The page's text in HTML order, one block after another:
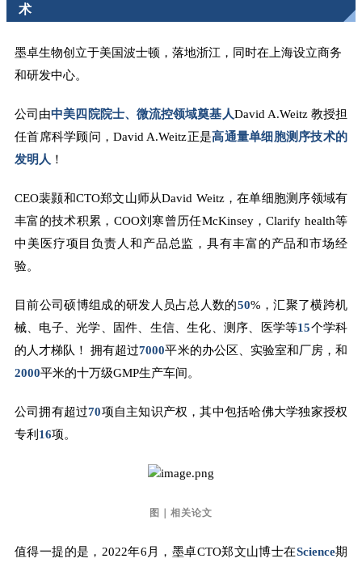
术
墨卓生物创立于美国波士顿，落地浙江，同时在上海设立商务
和研发中心。
公司由中美四院院士、微流控领域奠基人David A.Weitz 教授担
任首席科学顾问，David A.Weitz正是高通量单细胞测序技术的
发明人 ！
CEO裴颢和CTO郑文山师从David Weitz，在单细胞测序领域有
丰富的技术积累，COO刘寒曾历任McKinsey，Clarify health等
中美医疗项目负责人和产品总监，具有丰富的产品和市场经
验。
目前公司硕博组成的研发人员占总人数的50%，汇聚了横跨机
械、电子、光学、固件、生信、生化、测序、医学等15个学科
的人才梯队！
拥有超过7000平米的办公区、实验室和厂房，和
2000平米的十万级GMP生产车间。
公司拥有超过70项自主知识产权，其中包括哈佛大学独家授权
专利 16项。
图｜相关论文
值得一提的是，2022年6月，墨卓CTO郑文山博士在Science期